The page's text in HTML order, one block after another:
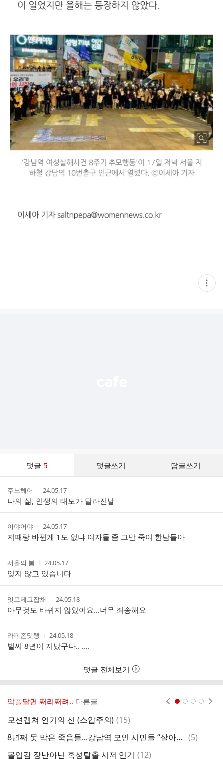
현
재
댓글 5 댓글쓰기 답글쓰기
스
작
성
자
주노헤어
작
성
시
간
24.05.17
나의 삶, 인생의 태도가 달라진날
작
성
자
이야어야
작
성
시
간
24.05.17
저때랑 바뀐게 1도 없냐 여자들 좀 그만 죽여 한남들아
작
성
자
서울의 봄
작
성
시
간
24.05.17
잊지 않고 있습니다
작
성
자
잇프제그잡채
작
성
시
간
24.05.18
아무것도 바뀌지 않았어요...너무 죄송해요
작
성
자
라떼존맛탱
작
성
시
간
24.05.18
벌써 8년이 지났구나.. ....
댓글 전체보기
악플달면 쩌리쩌려.. 다른글
모션캡쳐 연기의 신 (스압주의) 댓
(15)
8년째 못 막은 죽음들...강남역 모인 시민들 “살아남은 우리가 바꾼다” 댓
글
(5)
몰입감 장난아닌 혹성탈출 시저 연기 댓
(12)